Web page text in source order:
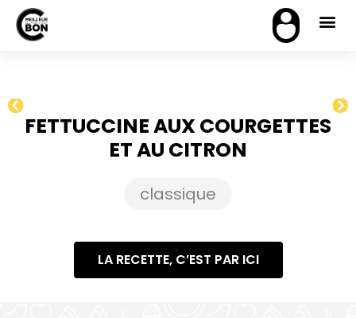
FETTUCCINE AUX COURGETTES
ET AU CITRON
classique
LA RECETTE, C’EST PAR ICI